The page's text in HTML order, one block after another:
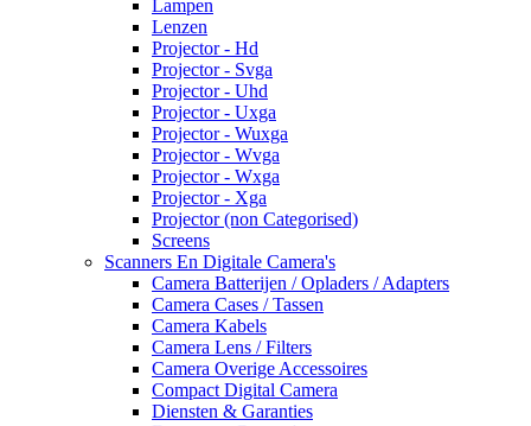
Lampen
Lenzen
Projector - Hd
Projector - Svga
Projector - Uhd
Projector - Uxga
Projector - Wuxga
Projector - Wvga
Projector - Wxga
Projector - Xga
Projector (non Categorised)
Screens
Scanners En Digitale Camera's
Camera Batterijen / Opladers / Adapters
Camera Cases / Tassen
Camera Kabels
Camera Lens / Filters
Camera Overige Accessoires
Compact Digital Camera
Diensten & Garanties